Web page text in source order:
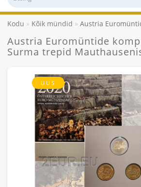
Kodu Kõik mündid Austria
Austria Euromüntide
Surma trepid
UUS